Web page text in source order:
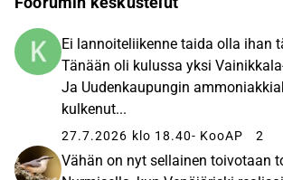
Ei lannoiteliikenne taida olla ihan
Tänään oli kulussa yksi
Ja Uudenkaupungin
kulkenut...
27.7.2026 klo 18.40- KooAP 2
Vähän on nyt sellainen toivotaan